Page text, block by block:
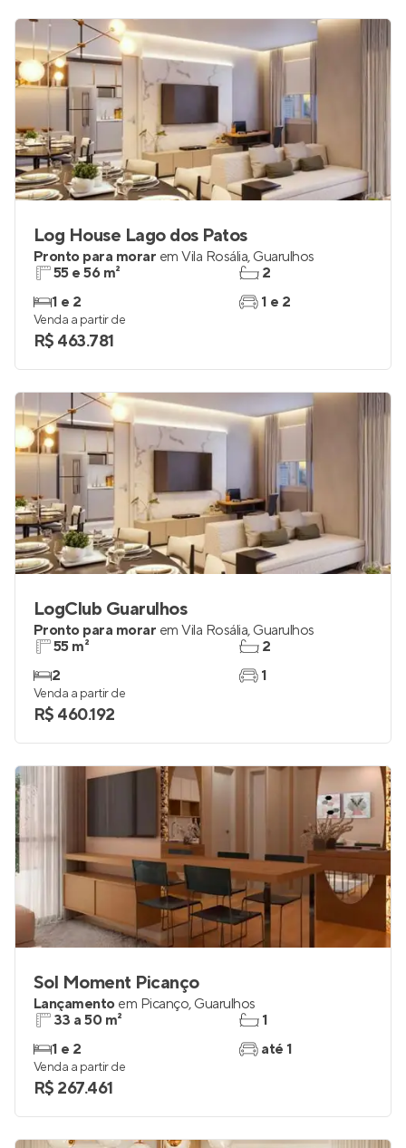
Log House Lago dos Patos
Pronto para morar em Vila Rosália, Guarulhos
55 e 56 m²
1 e 2
2
1 e 2
Venda a partir de
R$ 463.781
LogClub Guarulhos
Pronto para morar em Vila Rosália, Guarulhos
55 m²
2
2
1
Venda a partir de
R$ 460.192
Sol Moment Picanço
Lançamento em Picanço, Guarulhos
33 a 50 m²
1 e 2
1
até 1
Venda a partir de
R$ 267.461